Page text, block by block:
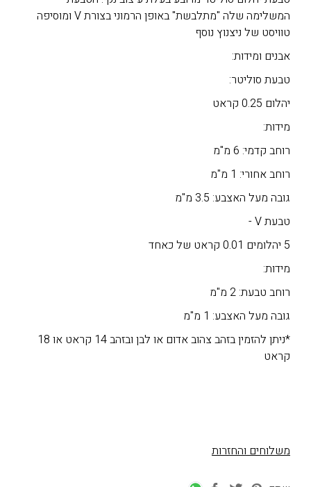
המשלימה שלה "מתלבשת" באופן הרמוני בצורת V ומוסיפה
טוויסט של ניצנוץ נוסף
אבנים ומידות:
טבעת סוליטר:
יהלום 0.25 קראט
מידות:
רוחב קדמי: 6 מ"מ
רוחב אחורי: 1 מ"מ
גובה מעל האצבע: 3.5 מ"מ
טבעת V -
5 יהלומים 0.01 קראט של כאחד
מידות:
רוחב טבעת: 2 מ"מ
גובה מעל האצבע: 1 מ"מ
*ניתן להזמין בזהב צהוב אדום או לבן ובזהב 14 קראט או 18
קראט
משלוחים והחזרות